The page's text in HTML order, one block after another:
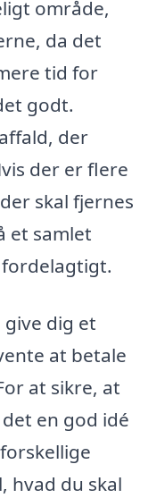
område,
da det
tid for
godt.
der
der er flere
skal fjernes
et samlet
give dig et
at betale
at sikre, at
en god idé
hvad du skal